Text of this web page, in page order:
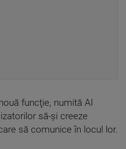
funcţie, numită AI
să-şi creeze
să comunice în locul lor.